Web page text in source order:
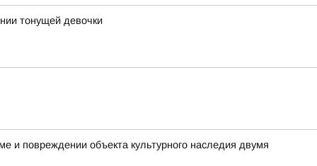
тонущей девочки
и повреждении объекта культурного наследия двумя